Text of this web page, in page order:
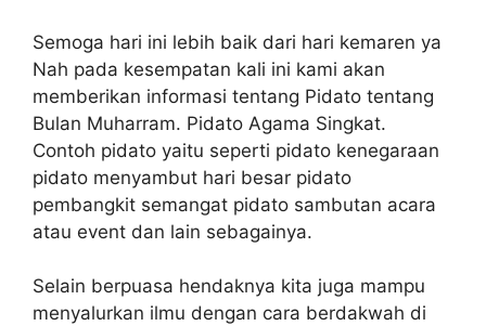
Semoga hari ini lebih baik dari hari kemaren ya
Nah pada kesempatan kali ini kami akan
memberikan informasi tentang Pidato tentang
Bulan Muharram. Pidato Agama Singkat.
Contoh pidato yaitu seperti pidato kenegaraan
pidato menyambut hari besar pidato
pembangkit semangat pidato sambutan acara
atau event dan lain sebagainya.
Selain berpuasa hendaknya kita juga mampu
menyalurkan ilmu dengan cara berdakwah di